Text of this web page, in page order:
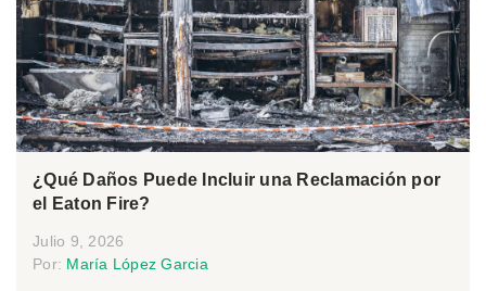
¿Qué Daños Puede Incluir una Reclamación por
el Eaton Fire?
Julio 9, 2026
Por: María López Garcia